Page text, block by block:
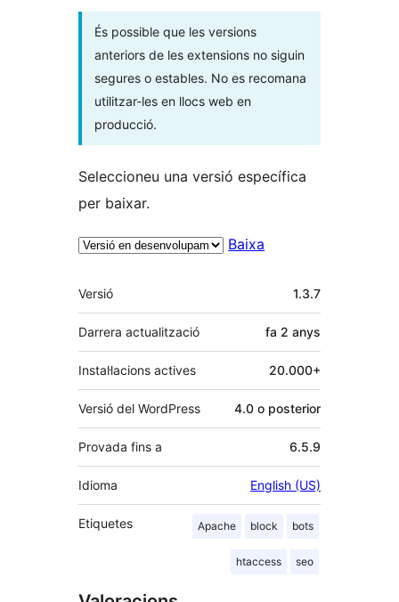
És possible que les versions
anteriors de les extensions no siguin
segures o estables. No es recomana
utilitzar-les en llocs web en
producció.
Seleccioneu una versió específica
per baixar.
Baixa
Meta
Versió 1.3.7
Darrera actualització fa 2 anys
Instal·lacions actives 20.000+
Versió del WordPress 4.0 o posterior
Provada fins a 6.5.9
Idioma English (US)
Etiquetes Apache block bots
htaccess seo